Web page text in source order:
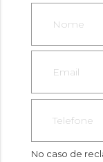
No caso de